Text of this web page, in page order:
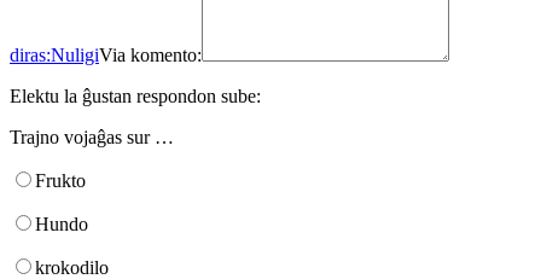
diras:NuligiVia komento:
Elektu la ĝustan respondon sube:
Trajno vojaĝas sur …
Frukto
Hundo
krokodilo